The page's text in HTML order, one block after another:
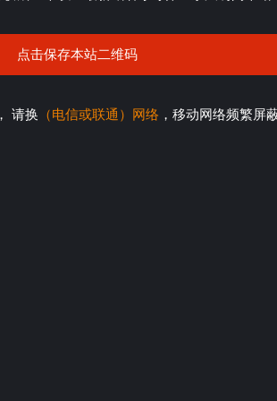
点击保存本站二维码
请换 （电信或联通）网络 ，移动网络频繁屏